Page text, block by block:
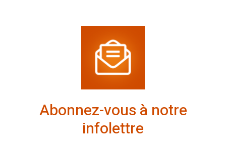
Abonnez-vous à notre
infolettre